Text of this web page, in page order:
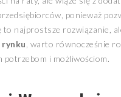
ponieważ
to najprostsze rozwiązanie,
, warto równocześnie
potrzebom i możliwościom.